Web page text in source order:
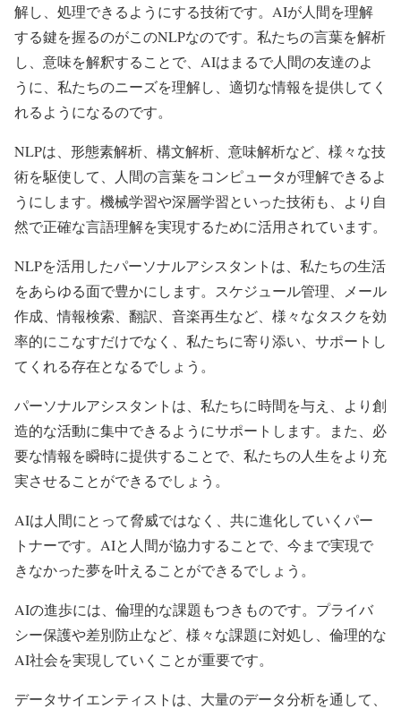
解し、処理できるようにする技術です。AIが人間を理解
する鍵を握るのがこのNLPなのです。私たちの言葉を解析
し、意味を解釈することで、AIはまるで人間の友達のよ
うに、私たちのニーズを理解し、適切な情報を提供してく
れるようになるのです。
NLPは、形態素解析、構文解析、意味解析など、様々な技
術を駆使して、人間の言葉をコンピュータが理解できるよ
うにします。機械学習や深層学習といった技術も、より自
然で正確な言語理解を実現するために活用されています。
NLPを活用したパーソナルアシスタントは、私たちの生活
をあらゆる面で豊かにします。スケジュール管理、メール
作成、情報検索、翻訳、音楽再生など、様々なタスクを効
率的にこなすだけでなく、私たちに寄り添い、サポートし
てくれる存在となるでしょう。
パーソナルアシスタントは、私たちに時間を与え、より創
造的な活動に集中できるようにサポートします。また、必
要な情報を瞬時に提供することで、私たちの人生をより充
実させることができるでしょう。
AIは人間にとって脅威ではなく、共に進化していくパー
トナーです。AIと人間が協力することで、今まで実現で
きなかった夢を叶えることができるでしょう。
AIの進歩には、倫理的な課題もつきものです。プライバ
シー保護や差別防止など、様々な課題に対処し、倫理的な
AI社会を実現していくことが重要です。
データサイエンティストは、大量のデータ分析を通して、